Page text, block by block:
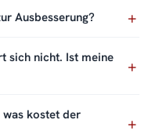
Ausbesserung?
sich nicht. Ist meine
kostet der